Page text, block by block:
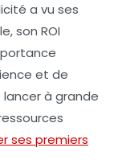
a vu ses
son ROI
et de
à grande
ses premiers